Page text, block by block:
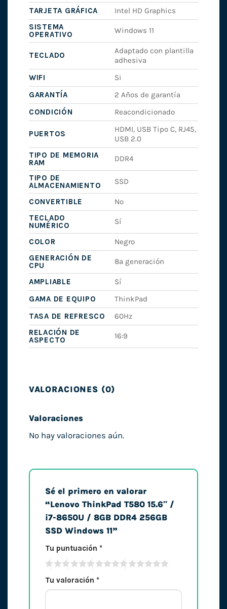
TARJETA GRÁFICA
Intel HD Graphics
SISTEMA
OPERATIVO
Windows 11
TECLADO
Adaptado con plantilla
adhesiva
WIFI
Si
GARANTÍA
2 Años de garantía
CONDICIÓN
Reacondicionado
PUERTOS
HDMI, USB Tipo C, RJ45,
USB 2.0
TIPO DE MEMORIA
RAM
DDR4
TIPO DE
ALMACENAMIENTO
SSD
CONVERTIBLE
No
TECLADO
NUMÉRICO
Sí
COLOR
Negro
GENERACIÓN DE
CPU
8ª generación
AMPLIABLE
Sí
GAMA DE EQUIPO
ThinkPad
TASA DE REFRESCO
60Hz
RELACIÓN DE
ASPECTO
16:9
VALORACIONES (0)
Valoraciones
No hay valoraciones aún.
Sé el primero en valorar
“Lenovo ThinkPad T580 15.6″ /
i7-8650U / 8GB DDR4 256GB
SSD Windows 11”
Tu puntuación *
Tu valoración *